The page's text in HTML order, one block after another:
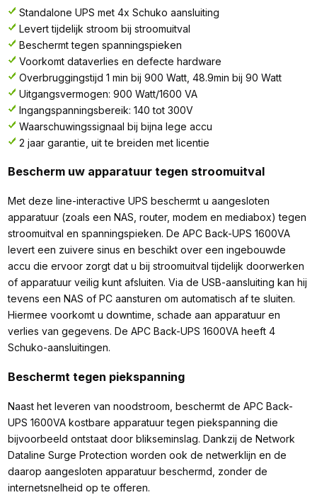
Standalone UPS met 4x Schuko aansluiting
Levert tijdelijk stroom bij stroomuitval
Beschermt tegen spanningspieken
Voorkomt dataverlies en defecte hardware
Overbruggingstijd 1 min bij 900 Watt, 48.9min bij 90 Watt
Uitgangsvermogen: 900 Watt/1600 VA
Ingangspanningsbereik: 140 tot 300V
Waarschuwingssignaal bij bijna lege accu
2 jaar garantie, uit te breiden met licentie
Bescherm uw apparatuur tegen stroomuitval
Met deze line-interactive UPS beschermt u aangesloten
apparatuur (zoals een NAS, router, modem en mediabox) tegen
stroomuitval en spanningspieken. De APC Back-UPS 1600VA
levert een zuivere sinus en beschikt over een ingebouwde
accu die ervoor zorgt dat u bij stroomuitval tijdelijk doorwerken
of apparatuur veilig kunt afsluiten. Via de USB-aansluiting kan hij
tevens een NAS of PC aansturen om automatisch af te sluiten.
Hiermee voorkomt u downtime, schade aan apparatuur en
verlies van gegevens. De APC Back-UPS 1600VA heeft 4
Schuko-aansluitingen.
Beschermt tegen piekspanning
Naast het leveren van noodstroom, beschermt de APC Back-
UPS 1600VA kostbare apparatuur tegen piekspanning die
bijvoorbeeld ontstaat door blikseminslag. Dankzij de Network
Dataline Surge Protection worden ook de netwerklijn en de
daarop aangesloten apparatuur beschermd, zonder de
internetsnelheid op te offeren.